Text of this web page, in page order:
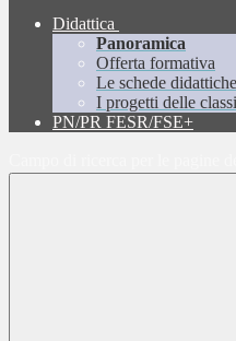
Didattica
Panoramica
Offerta formativa
Le schede didattiche
I progetti delle classi
PN/PR FESR/FSE+